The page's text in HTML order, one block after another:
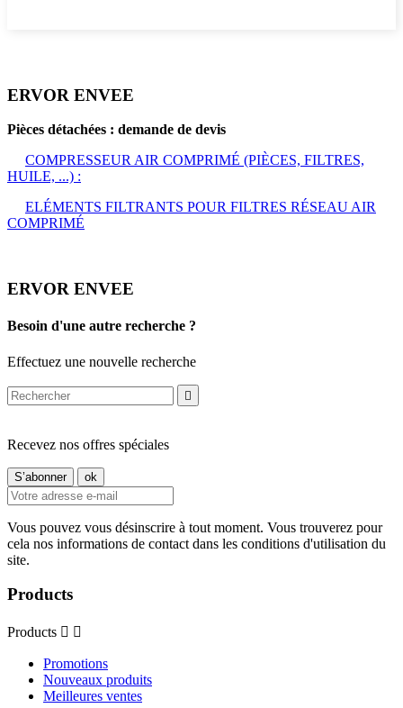
ERVOR ENVEE
Pièces détachées : demande de devis
COMPRESSEUR AIR COMPRIMÉ (PIÈCES, FILTRES,
HUILE, ...) :
ELÉMENTS FILTRANTS POUR FILTRES RÉSEAU AIR
COMPRIMÉ
ERVOR ENVEE
Besoin d'une autre recherche ?
Effectuez une nouvelle recherche

Recevez nos offres spéciales
Vous pouvez vous désinscrire à tout moment. Vous trouverez pour
cela nos informations de contact dans les conditions d'utilisation du
site.
Products
Products  
Promotions
Nouveaux produits
Meilleures ventes